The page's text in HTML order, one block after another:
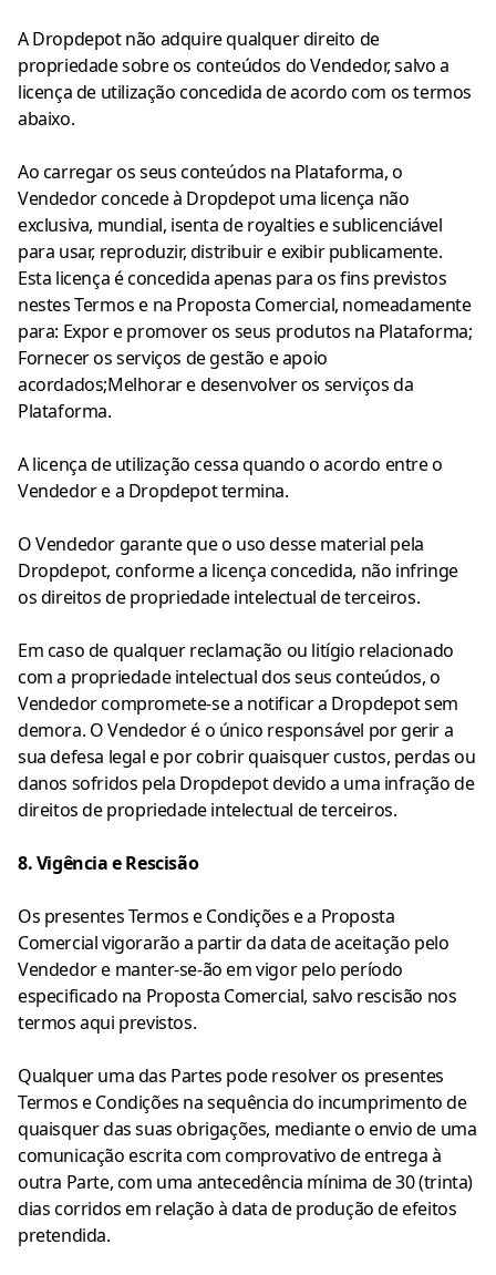
A Dropdepot não adquire qualquer direito de
propriedade sobre os conteúdos do Vendedor, salvo a
licença de utilização concedida de acordo com os termos
abaixo.
Ao carregar os seus conteúdos na Plataforma, o
Vendedor concede à Dropdepot uma licença não
exclusiva, mundial, isenta de royalties e sublicenciável
para usar, reproduzir, distribuir e exibir publicamente.
Esta licença é concedida apenas para os fins previstos
nestes Termos e na Proposta Comercial, nomeadamente
para: Expor e promover os seus produtos na Plataforma;
Fornecer os serviços de gestão e apoio
acordados;Melhorar e desenvolver os serviços da
Plataforma.
A licença de utilização cessa quando o acordo entre o
Vendedor e a Dropdepot termina.
O Vendedor garante que o uso desse material pela
Dropdepot, conforme a licença concedida, não infringe
os direitos de propriedade intelectual de terceiros.
Em caso de qualquer reclamação ou litígio relacionado
com a propriedade intelectual dos seus conteúdos, o
Vendedor compromete-se a notificar a Dropdepot sem
demora. O Vendedor é o único responsável por gerir a
sua defesa legal e por cobrir quaisquer custos, perdas ou
danos sofridos pela Dropdepot devido a uma infração de
direitos de propriedade intelectual de terceiros.
8. Vigência e Rescisão
Os presentes Termos e Condições e a Proposta
Comercial vigorarão a partir da data de aceitação pelo
Vendedor e manter-se-ão em vigor pelo período
especificado na Proposta Comercial, salvo rescisão nos
termos aqui previstos.
Qualquer uma das Partes pode resolver os presentes
Termos e Condições na sequência do incumprimento de
quaisquer das suas obrigações, mediante o envio de uma
comunicação escrita com comprovativo de entrega à
outra Parte, com uma antecedência mínima de 30 (trinta)
dias corridos em relação à data de produção de efeitos
pretendida.